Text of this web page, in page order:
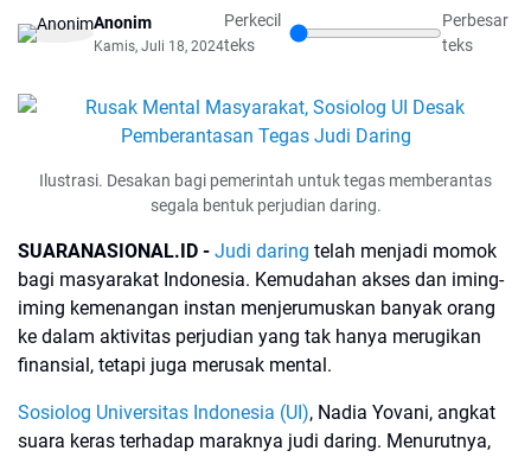
Anonim
Kamis, Juli 18, 2024
Perkecil
teks
Perbesar
teks
Ilustrasi. Desakan bagi pemerintah untuk tegas memberantas
segala bentuk perjudian daring.
SUARANASIONAL.ID - Judi daring telah menjadi momok
bagi masyarakat Indonesia. Kemudahan akses dan iming-
iming kemenangan instan menjerumuskan banyak orang
ke dalam aktivitas perjudian yang tak hanya merugikan
finansial, tetapi juga merusak mental.
Sosiolog Universitas Indonesia (UI), Nadia Yovani, angkat
suara keras terhadap maraknya judi daring. Menurutnya,